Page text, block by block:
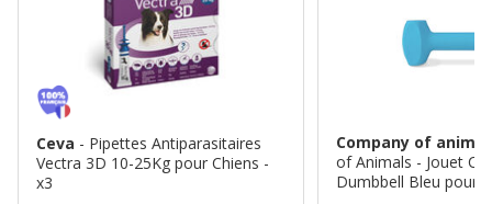
Ceva - Pipettes Antiparasitaires
Vectra 3D 10-25Kg pour Chiens -
x3
Company of
of Animals - Jouet
Dumbbell Bleu pour